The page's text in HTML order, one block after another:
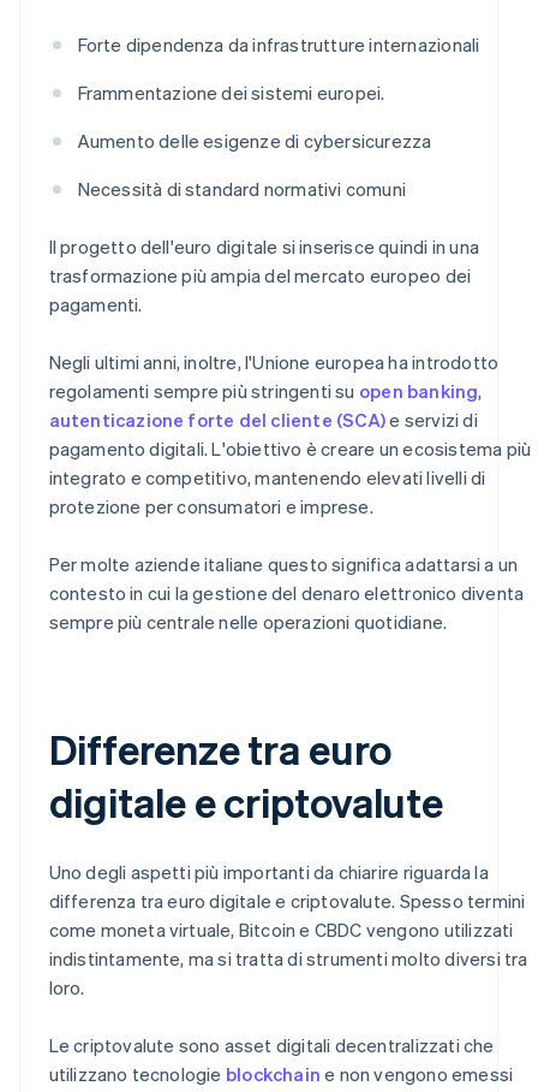
Forte dipendenza da infrastrutture internazionali
Frammentazione dei sistemi europei.
Aumento delle esigenze di cybersicurezza
Necessità di standard normativi comuni
Il progetto dell'euro digitale si inserisce quindi in una
trasformazione più ampia del mercato europeo dei
pagamenti.
Negli ultimi anni, inoltre, l'Unione europea ha introdotto
regolamenti sempre più stringenti su open banking,
autenticazione forte del cliente (SCA)e servizi di
pagamento digitali. L'obiettivo è creare un ecosistema più
integrato e competitivo, mantenendo elevati livelli di
protezione per consumatori e imprese.
Per molte aziende italiane questo significa adattarsi a un
contesto in cui la gestione del denaro elettronico diventa
sempre più centrale nelle operazioni quotidiane.
Differenze tra euro
digitale e criptovalute
Uno degli aspetti più importanti da chiarire riguarda la
differenza tra euro digitale e criptovalute. Spesso termini
come moneta virtuale, Bitcoin e CBDC vengono utilizzati
indistintamente, ma si tratta di strumenti molto diversi tra
loro.
Le criptovalute sono asset digitali decentralizzati che
utilizzano tecnologie blockchain e non vengono emessi